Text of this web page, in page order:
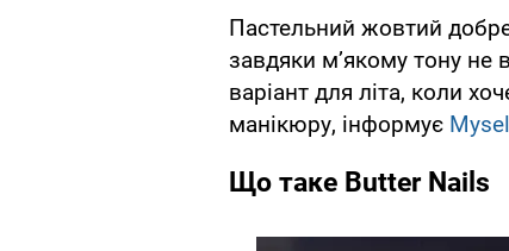
Пастельний жовтий
завдяки м’якому тону не
варіант для літа, коли
манікюру, інформує
Що таке Butter Nails